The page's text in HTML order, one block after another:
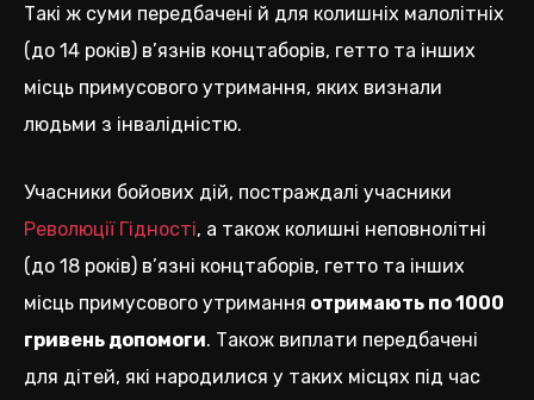
Такі ж суми передбачені й для колишніх малолітніх
(до 14 років) в’язнів концтаборів, гетто та інших
місць примусового утримання, яких визнали
людьми з інвалідністю.
Учасники бойових дій, постраждалі учасники
Революції Гідності, а також колишні неповнолітні
(до 18 років) в’язні концтаборів, гетто та інших
місць примусового утримання отримають по 1000
гривень допомоги. Також виплати передбачені
для дітей, які народилися у таких місцях під час